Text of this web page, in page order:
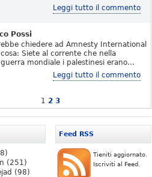
Leggi tutto il commento
Possi
chiedere ad Amnesty International
Siete al corrente che nella
mondiale i palestinesi erano…
Leggi tutto il commento
1 2 3
Feed RSS
Tieniti aggiornato.
Iscriviti al Feed.
(251)
(98)